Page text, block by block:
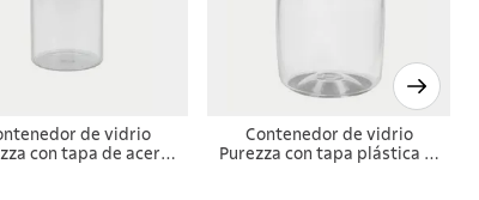
de vidrio
con tapa de acero
Contenedor de vidrio
Purezza con tapa plástica al